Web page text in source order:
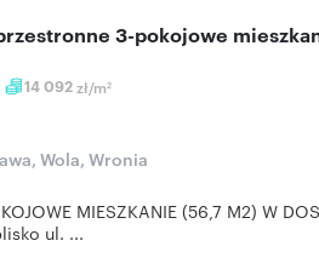
14 092zł/m2
3-pokojowe
Wola, Wronia
MIESZKANIE (56,7 M2) W
ul. ...